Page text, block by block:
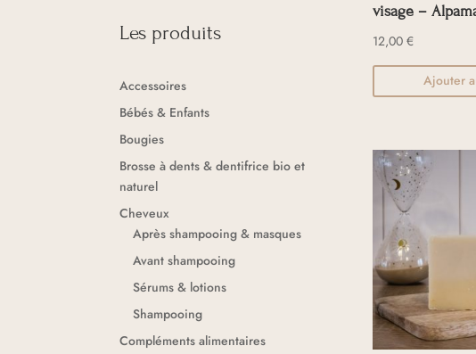
Les produits
Accessoires
Bébés & Enfants
Bougies
Brosse à dents & dentifrice bio et
naturel
Cheveux
Après shampooing & masques
Avant shampooing
Sérums & lotions
Shampooing
Compléments alimentaires
visage –
12,00 €
Ajouter